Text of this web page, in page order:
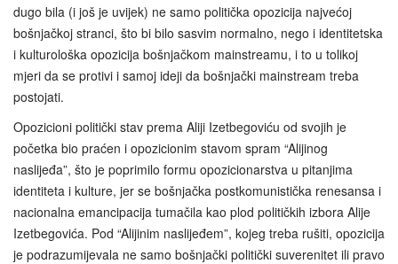
dugo bila (i još je uvijek) ne samo politička opozicija najvećoj
bošnjačkoj stranci, što bi bilo sasvim normalno, nego i identitetska
i kulturološka opozicija bošnjačkom mainstreamu, i to u tolikoj
mjeri da se protivi i samoj ideji da bošnjački mainstream treba
postojati.
Opozicioni politički stav prema Aliji Izetbegoviću od svojih je
početka bio praćen i opozicionim stavom spram “Alijinog
naslijeđa”, što je poprimilo formu opozicionarstva u pitanjima
identiteta i kulture, jer se bošnjačka postkomunistička renesansa i
nacionalna emancipacija tumačila kao plod političkih izbora Alije
Izetbegovića. Pod “Alijinim naslijeđem”, kojeg treba rušiti, opozicija
je podrazumijevala ne samo bošnjački politički suverenitet ili pravo